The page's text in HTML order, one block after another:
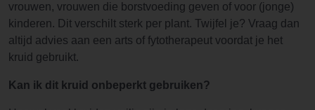
vrouwen, vrouwen die borstvoeding geven of voor (jonge)
kinderen. Dit verschilt sterk per plant. Twijfel je? Vraag dan
altijd advies aan een arts of fytotherapeut voordat je het
kruid gebruikt.
Kan ik dit kruid onbeperkt gebruiken?